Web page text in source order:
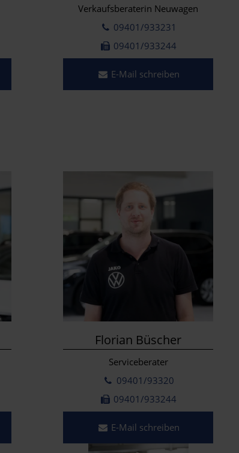
Verkaufsberaterin Neuwagen
09401/933231
09401/933244
E-Mail schreiben
Florian Büscher
Serviceberater
09401/93320
09401/933244
E-Mail schreiben